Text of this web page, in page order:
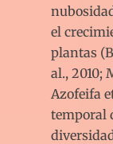
el
plantas
al., 2010;
Azofeifa
temporal